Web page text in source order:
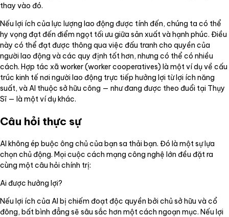
thay vào đó.
Nếu lợi ích của lực lượng lao động được tính đến, chúng ta có thể
hy vọng đạt đến điểm ngọt tối ưu giữa sản xuất và hạnh phúc. Điều
này có thể đạt được thông qua việc đấu tranh cho quyền của
người lao động và các quy định tốt hơn, nhưng có thể có nhiều
cách. Hợp tác xã worker (worker cooperatives) là một ví dụ về cấu
trúc kinh tế nơi người lao động trực tiếp hưởng lợi từ lợi ích năng
suất, và AI thuộc sở hữu công — như đang được theo đuổi tại Thụy
Sĩ — là một ví dụ khác.
Câu hỏi thực sự
AI không ép buộc ông chủ của bạn sa thải bạn. Đó là một sự lựa
chọn chủ động. Mọi cuộc cách mạng công nghệ lớn đều đặt ra
cùng một câu hỏi chính trị:
Ai được hưởng lợi?
Nếu lợi ích của AI bị chiếm đoạt độc quyền bởi chủ sở hữu và cổ
đông, bất bình đẳng sẽ sâu sắc hơn một cách ngoạn mục. Nếu lợi